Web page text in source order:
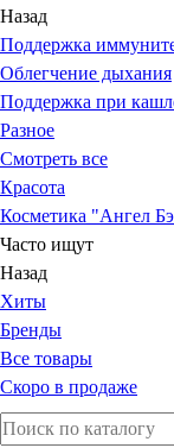
Назад
Поддержка
Облегчение дыхания
Поддержка при
Разное
Смотреть все
Красота
Косметика "Ангел
Часто ищут
Назад
Хиты
Бренды
Все товары
Скоро в продаже